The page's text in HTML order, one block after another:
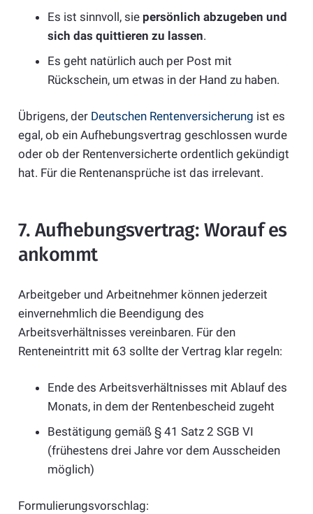
Es ist sinnvoll, sie persönlich abzugeben und
sich das quittieren zu lassen.
Es geht natürlich auch per Post mit
Rückschein, um etwas in der Hand zu haben.
Übrigens, der Deutschen Rentenversicherung ist es
egal, ob ein Aufhebungsvertrag geschlossen wurde
oder ob der Rentenversicherte ordentlich gekündigt
hat. Für die Rentenansprüche ist das irrelevant.
7. Aufhebungsvertrag: Worauf es
ankommt
Arbeitgeber und Arbeitnehmer können jederzeit
einvernehmlich die Beendigung des
Arbeitsverhältnisses vereinbaren. Für den
Renteneintritt mit 63 sollte der Vertrag klar regeln:
Ende des Arbeitsverhältnisses mit Ablauf des
Monats, in dem der Rentenbescheid zugeht
Bestätigung gemäß § 41 Satz 2 SGB VI
(frühestens drei Jahre vor dem Ausscheiden
möglich)
Formulierungsvorschlag: